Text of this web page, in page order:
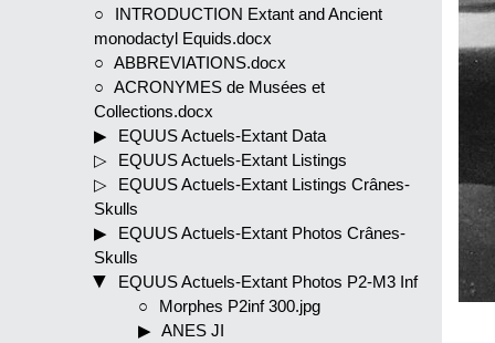
INTRODUCTION Extant and Ancient
monodactyl Equids.docx
ABBREVIATIONS.docx
ACRONYMES de Musées et
Collections.docx
EQUUS Actuels-Extant Data
EQUUS Actuels-Extant Listings
EQUUS Actuels-Extant Listings Crânes-
Skulls
EQUUS Actuels-Extant Photos Crânes-
Skulls
EQUUS Actuels-Extant Photos P2-M3 Inf
Morphes P2inf 300.jpg
ANES JI